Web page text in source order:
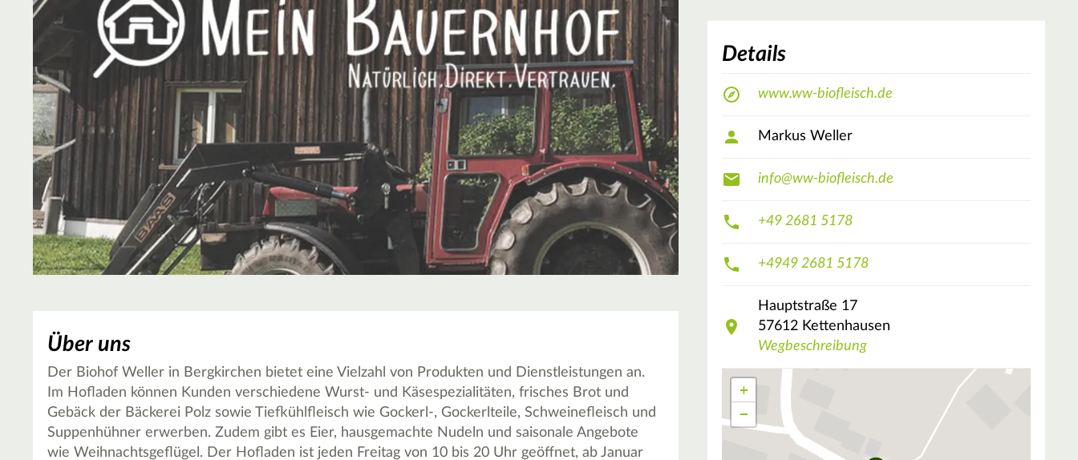
Über uns
Der Biohof Weller in Bergkirchen bietet eine Vielzahl von Produkten und Dienstleistungen an.
Im Hofladen können Kunden verschiedene Wurst- und Käsespezialitäten, frisches Brot und
Gebäck der Bäckerei Polz sowie Tiefkühlfleisch wie Gockerl-, Gockerlteile, Schweinefleisch und
Suppenhühner erwerben. Zudem gibt es Eier, hausgemachte Nudeln und saisonale Angebote
wie Weihnachtsgeflügel. Der Hofladen ist jeden Freitag von 10 bis 20 Uhr geöffnet, ab Januar
Details
www.ww-biofleisch.de
Markus Weller
info@ww-biofleisch.de
+49 2681 5178
+4949 2681 5178
Hauptstraße 17
57612 Kettenhausen
Wegbeschreibung
+
−